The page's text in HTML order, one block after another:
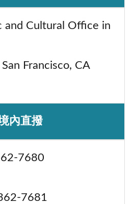
and Cultural Office in
Francisco, CA
內直撥
7680
7681